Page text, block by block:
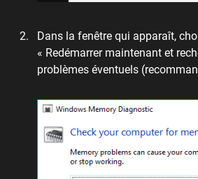
Dans la fenêtre qui apparaît,
« Redémarrer maintenant et
problèmes éventuels